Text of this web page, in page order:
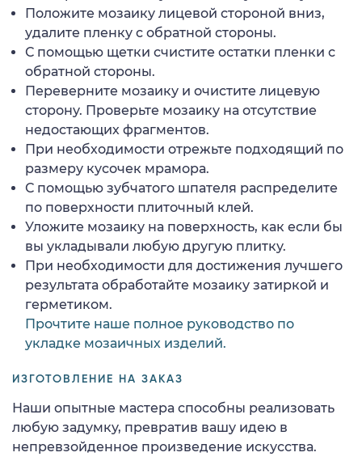
Положите мозаику лицевой стороной вниз,
удалите пленку с обратной стороны.
С помощью щетки счистите остатки пленки с
обратной стороны.
Переверните мозаику и очистите лицевую
сторону. Проверьте мозаику на отсутствие
недостающих фрагментов.
При необходимости отрежьте подходящий по
размеру кусочек мрамора.
С помощью зубчатого шпателя распределите
по поверхности плиточный клей.
Уложите мозаику на поверхность, как если бы
вы укладывали любую другую плитку.
При необходимости для достижения лучшего
результата обработайте мозаику затиркой и
герметиком.
Прочтите наше полное руководство по
укладке мозаичных изделий.
ИЗГОТОВЛЕНИЕ НА ЗАКАЗ
Наши опытные мастера способны реализовать
любую задумку, превратив вашу идею в
непревзойденное произведение искусства.